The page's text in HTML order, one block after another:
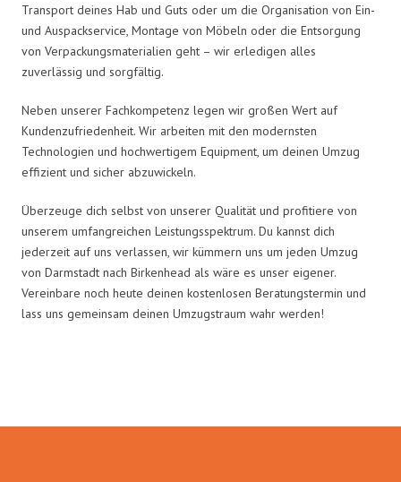
Transport deines Hab und Guts oder um die Organisation von Ein-
und Auspackservice, Montage von Möbeln oder die Entsorgung
von Verpackungsmaterialien geht – wir erledigen alles
zuverlässig und sorgfältig.
Neben unserer Fachkompetenz legen wir großen Wert auf
Kundenzufriedenheit. Wir arbeiten mit den modernsten
Technologien und hochwertigem Equipment, um deinen Umzug
effizient und sicher abzuwickeln.
Überzeuge dich selbst von unserer Qualität und profitiere von
unserem umfangreichen Leistungsspektrum. Du kannst dich
jederzeit auf uns verlassen, wir kümmern uns um jeden Umzug
von Darmstadt nach Birkenhead als wäre es unser eigener.
Vereinbare noch heute deinen kostenlosen Beratungstermin und
lass uns gemeinsam deinen Umzugstraum wahr werden!